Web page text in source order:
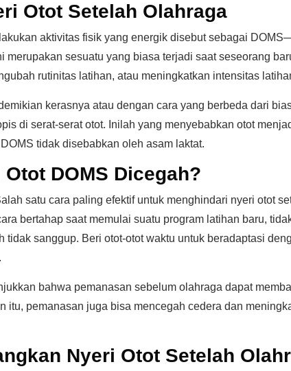
Otot Setelah Olahraga
aktivitas fisik yang energik disebut sebagai
merupakan sesuatu yang biasa terjadi saat seseorang
rutinitas latihan, atau meningkatkan intensitas
kerasnya atau dengan cara yang berbeda dari
di serat-serat otot. Inilah yang menyebabkan otot
tidak disebabkan oleh asam laktat.
DOMS Dicegah?
satu cara paling efektif untuk menghindari nyeri otot
bertahap saat memulai suatu program latihan baru,
tidak sanggup. Beri otot-otot waktu untuk beradaptasi
bahwa pemanasan sebelum olahraga dapat
itu, pemanasan juga bisa mencegah cedera dan
Nyeri Otot Setelah